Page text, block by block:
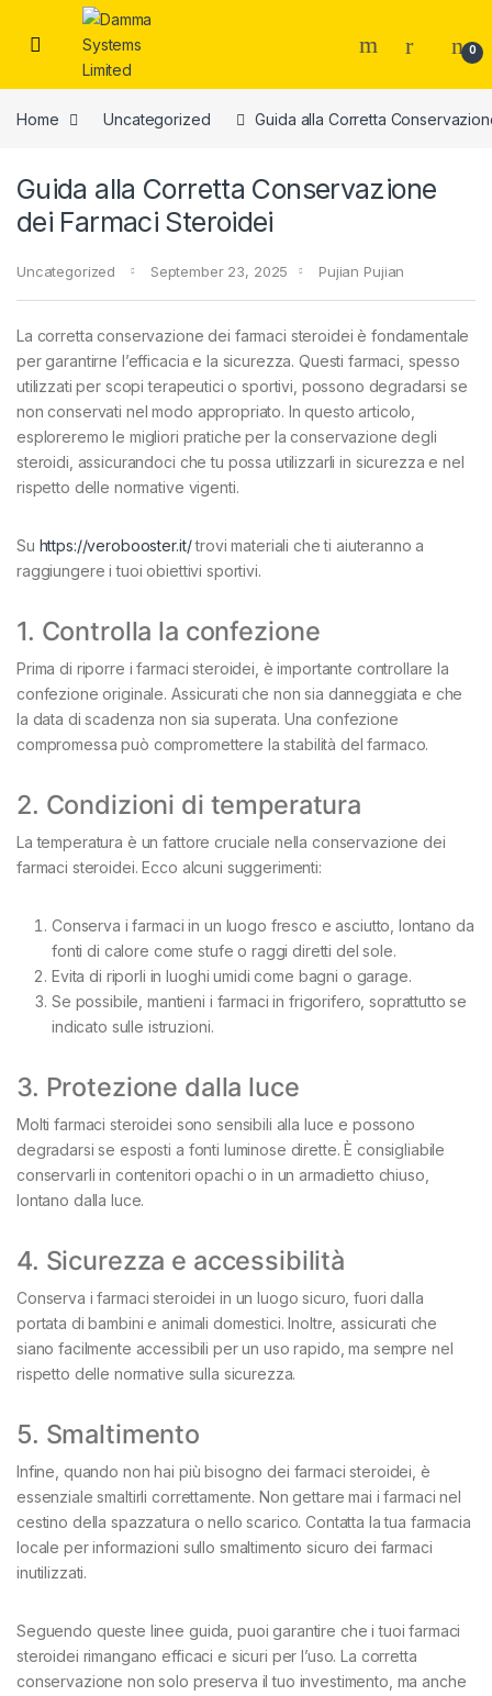
Skip to navigation
Skip to content
0
Home Uncategorized Guida alla Corretta
Guida alla Corretta Conservazione
dei Farmaci Steroidei
Uncategorized September 23, 2025 Pujian Pujian
La corretta conservazione dei farmaci steroidei è fondamentale
per garantirne l’efficacia e la sicurezza. Questi farmaci, spesso
utilizzati per scopi terapeutici o sportivi, possono degradarsi se
non conservati nel modo appropriato. In questo articolo,
esploreremo le migliori pratiche per la conservazione degli
steroidi, assicurandoci che tu possa utilizzarli in sicurezza e nel
rispetto delle normative vigenti.
Su https://verobooster.it/trovi materiali che ti aiuteranno a
raggiungere i tuoi obiettivi sportivi.
1. Controlla la confezione
Prima di riporre i farmaci steroidei, è importante controllare la
confezione originale. Assicurati che non sia danneggiata e che
la data di scadenza non sia superata. Una confezione
compromessa può compromettere la stabilità del farmaco.
2. Condizioni di temperatura
La temperatura è un fattore cruciale nella conservazione dei
farmaci steroidei. Ecco alcuni suggerimenti:
Conserva i farmaci in un luogo fresco e asciutto, lontano da
fonti di calore come stufe o raggi diretti del sole.
Evita di riporli in luoghi umidi come bagni o garage.
Se possibile, mantieni i farmaci in frigorifero, soprattutto se
indicato sulle istruzioni.
3. Protezione dalla luce
Molti farmaci steroidei sono sensibili alla luce e possono
degradarsi se esposti a fonti luminose dirette. È consigliabile
conservarli in contenitori opachi o in un armadietto chiuso,
lontano dalla luce.
4. Sicurezza e accessibilità
Conserva i farmaci steroidei in un luogo sicuro, fuori dalla
portata di bambini e animali domestici. Inoltre, assicurati che
siano facilmente accessibili per un uso rapido, ma sempre nel
rispetto delle normative sulla sicurezza.
5. Smaltimento
Infine, quando non hai più bisogno dei farmaci steroidei, è
essenziale smaltirli correttamente. Non gettare mai i farmaci nel
cestino della spazzatura o nello scarico. Contatta la tua farmacia
locale per informazioni sullo smaltimento sicuro dei farmaci
inutilizzati.
Seguendo queste linee guida, puoi garantire che i tuoi farmaci
steroidei rimangano efficaci e sicuri per l’uso. La corretta
conservazione non solo preserva il tuo investimento, ma anche